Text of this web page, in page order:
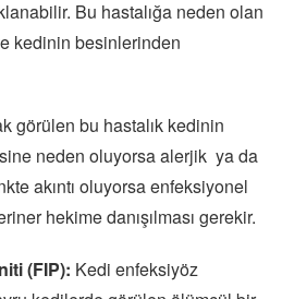
Bu hastalığa neden olan
kedinin besinlerinden
görülen bu hastalık kedinin
neden oluyorsa alerjik ya da
akıntı oluyorsa enfeksiyonel
hekime danışılması gerekir.
(FIP): Kedi enfeksiyöz